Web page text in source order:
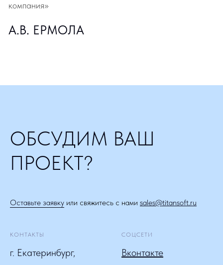
ОБСУДИМ ВАШ
ПРОЕКТ?
Оставьте заявку или свяжитесь с нами sales@titansoft.ru
КОНТАКТЫ
г. Екатеринбург,
СОЦСЕТИ
Вконтакте